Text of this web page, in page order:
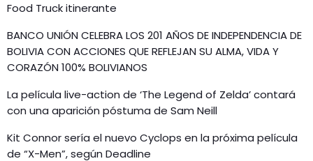
Food Truck itinerante
BANCO UNIÓN CELEBRA LOS 201 AÑOS DE INDEPENDENCIA DE
BOLIVIA CON ACCIONES QUE REFLEJAN SU ALMA, VIDA Y
CORAZÓN 100% BOLIVIANOS
La película live-action de ‘The Legend of Zelda’ contará
con una aparición póstuma de Sam Neill
Kit Connor sería el nuevo Cyclops en la próxima película
de “X-Men”, según Deadline